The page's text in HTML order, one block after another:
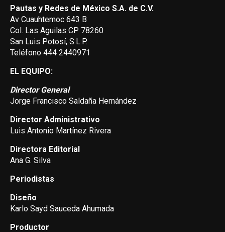
Pautas y Redes de México S.A. de C.V.
Av Cuauhtemoc 643 B
Col. Las Aguilas CP 78260
San Luis Potosí, S.L.P.
Teléfono 444 2440971
EL EQUIPO:
Director General
Jorge Francisco Saldaña Hernández
Director Administrativo
Luis Antonio Martínez Rivera
Directora Editorial
Ana G. Silva
Periodistas
Diseño
Karlo Sayd Sauceda Ahumada
Productor